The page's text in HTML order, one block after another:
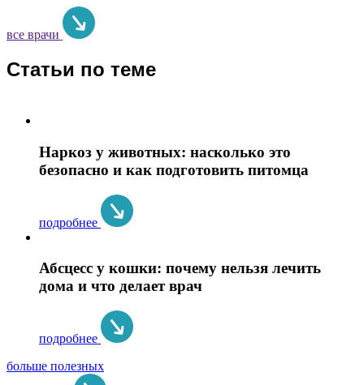
все врачи
Статьи по теме
Наркоз у животных: насколько это
безопасно и как подготовить питомца
подробнее
Абсцесс у кошки: почему нельзя лечить
дома и что делает врач
подробнее
больше полезных